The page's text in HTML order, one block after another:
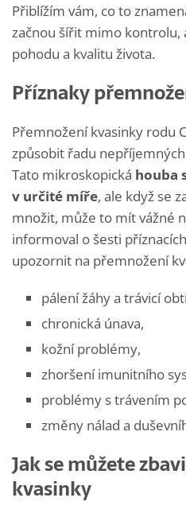
Přiblížím vám, co to
začnou šířit mimo kontrolu,
pohodu a kvalitu života.
Příznaky
Přemnožení kvasinky rodu
způsobit řadu
Tato mikroskopická houba
v určité míře, ale když se
množit, může to mít vážné
informoval o šesti
upozornit na přemnožení
pálení žáhy a trávicí
chronická únava,
kožní problémy,
zhoršení imunitního
problémy s trávením
změny nálad a
Jak se můžete
kvasinky